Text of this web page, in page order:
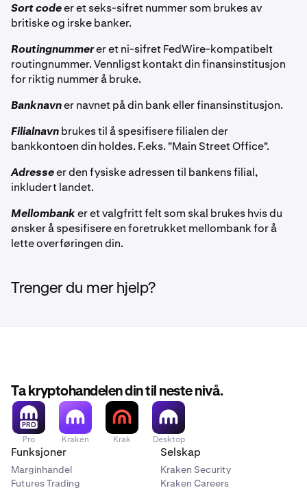
Sort codeer et seks-sifret nummer som brukes av
britiske og irske banker.
Routingnummerer et ni-sifret FedWire-kompatibelt
routingnummer. Vennligst kontakt din finansinstitusjon
for riktig nummer å bruke.
Banknavner navnet på din bank eller finansinstitusjon.
Filialnavnbrukes til å spesifisere filialen der
bankkontoen din holdes. F.eks. "Main Street Office".
Adresseer den fysiske adressen til bankens filial,
inkludert landet.
Mellombanker et valgfritt felt som skal brukes hvis du
ønsker å spesifisere en foretrukket mellombank for å
lette overføringen din.
Trenger du mer hjelp?
Ta kryptohandelen din til neste nivå.
Pro Kraken Krak Desktop
Funksjoner
Marginhandel
Futures Trading
Selskap
Kraken Security
Kraken Careers